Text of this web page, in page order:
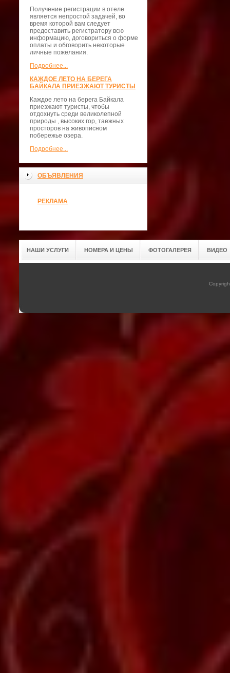
Получение регистрации в отеле
является непростой задачей, во
время которой вам следует
предоставить регистратору всю
информацию, договориться о форме
оплаты и обговорить некоторые
личные пожелания.
Подробнее...
КАЖДОЕ ЛЕТО НА БЕРЕГА
БАЙКАЛА ПРИЕЗЖАЮТ ТУРИСТЫ
Каждое лето на берега Байкала
приезжают туристы, чтобы
отдохнуть среди великолепной
природы , высоких гор, таежных
просторов на живописном
побережье озера.
Подробнее...
ОБЪЯВЛЕНИЯ
РЕКЛАМА
НАШИ УСЛУГИ НОМЕРА И ЦЕНЫ ФОТОГАЛЕРЕЯ ВИДЕО